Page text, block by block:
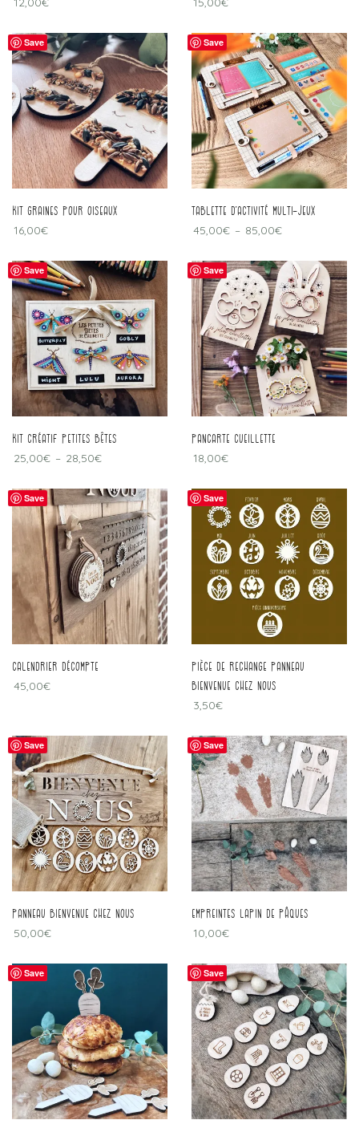
Save
kit graines pour oiseaux
16,00€
Save
Tablette d’activité multi-jeux
45,00€ – 85,00€
Save
kit créatif petites bêtes
25,00€ – 28,50€
Save
pancarte cueillette
18,00€
Save
calendrier décompte
45,00€
Save
Pièce de rechange panneau
bienvenue chez nous
3,50€
Save
panneau bienvenue chez nous
50,00€
Save
Empreintes lapin de pâques
10,00€
Save Save